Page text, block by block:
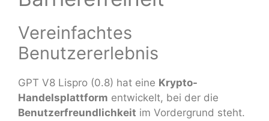
Vereinfachtes
Benutzererlebnis
GPT V8 Lispro (0.8) hat eine Krypto-
Handelsplattform entwickelt, bei der die
Benutzerfreundlichkeit im Vordergrund steht.